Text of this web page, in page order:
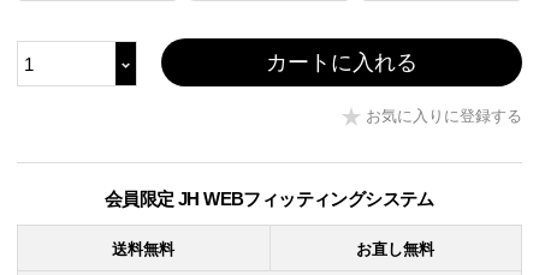
お気に入りに登録する
カートに入れる
会員限定 JH WEBフィッティングシステム
送料無料 お直し無料